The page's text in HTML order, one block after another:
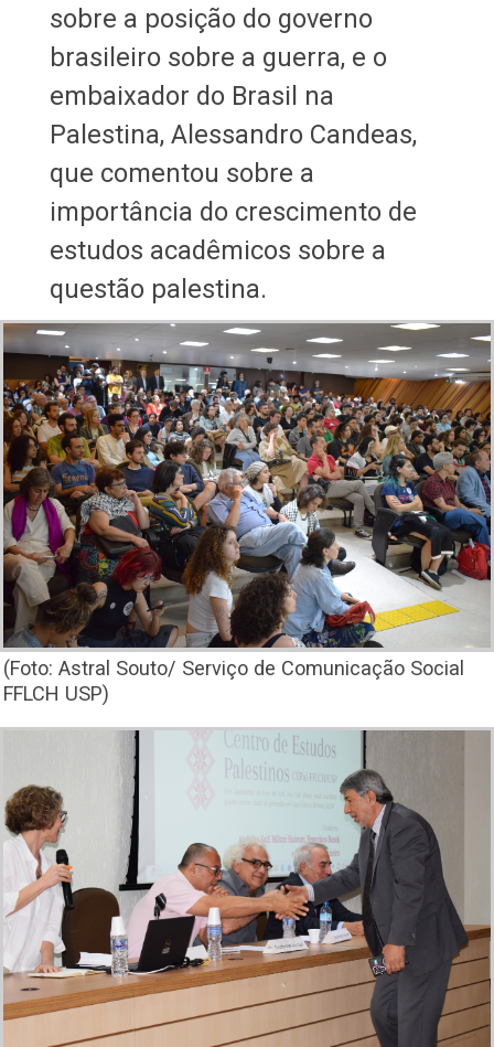
sobre a posição do governo
brasileiro sobre a guerra, e o
embaixador do Brasil na
Palestina, Alessandro Candeas,
que comentou sobre a
importância do crescimento de
estudos acadêmicos sobre a
questão palestina.
(Foto: Astral Souto/ Serviço de Comunicação Social
FFLCH USP)